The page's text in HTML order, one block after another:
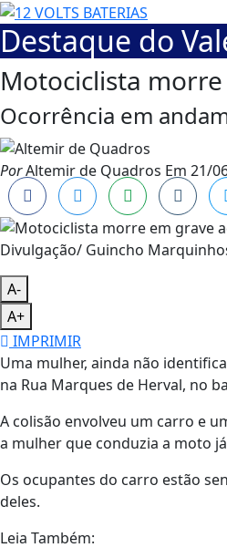
Destaque do
Motociclista
Ocorrência em
PorAltemir de Quadros Em 21/
Divulgação/ Guincho
A-
A+
IMPRIMIR
Uma mulher, ainda não
na Rua Marques de Herval, no
A colisão envolveu um carro e
a mulher que conduzia a moto
Os ocupantes do carro estão
deles.
Leia Também: